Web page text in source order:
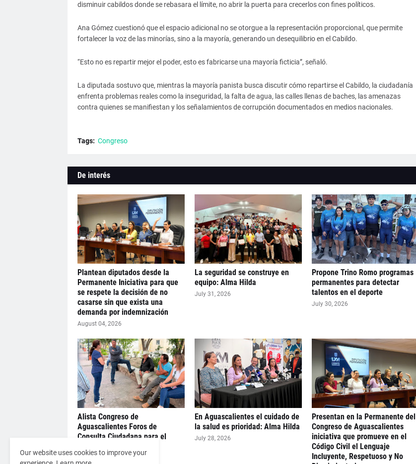
disminuir cabildos donde se rebasara el límite, no abrir la puerta para crecerlos con fines políticos.
Ana Gómez cuestionó que el espacio adicional no se otorgue a la representación proporcional, que permite
fortalecer la voz de las minorías, sino a la mayoría, generando un desequilibrio en el Cabildo.
“Esto no es repartir mejor el poder, esto es fabricarse una mayoría ficticia”, señaló.
La diputada sostuvo que, mientras la mayoría panista busca discutir cómo repartirse el Cabildo, la ciudadanía
enfrenta problemas reales como la inseguridad, la falta de agua, las calles llenas de baches, las amenazas
contra quienes se manifiestan y los señalamientos de corrupción documentados en medios nacionales.
Tags: Congreso
De interés
Plantean diputados desde la
Permanente Iniciativa para que
se respete la decisión de no
casarse sin que exista una
demanda por indemnización
August 04, 2026
La seguridad se construye en
equipo: Alma Hilda
July 31, 2026
Propone Trino Romo programas
permanentes para detectar
talentos en el deporte
July 30, 2026
Alista Congreso de
Aguascalientes Foros de
Consulta Ciudadana para el
En Aguascalientes el cuidado de
la salud es prioridad: Alma Hilda
July 28, 2026
Presentan en la Permanente del
Congreso de Aguascalientes
iniciativa que promueve en el
Código Civil el Lenguaje
Incluyente, Respetuoso y No
Our website uses cookies to improve your